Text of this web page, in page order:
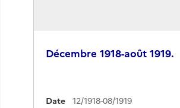
Décembre 1918-août 1919.
Date
12/1918-08/1919